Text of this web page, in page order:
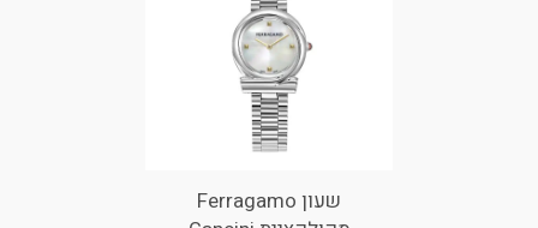
שעון Ferragamo